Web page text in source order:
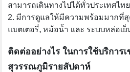
สามารถเดินทางไปได้ทั่วประเทศไท
2. มีการดูแลให้มีความพร้อมมากที่สุ
แบตเตอรี่, หม้อน้ำ และ ระบบหล่อเย็
ติดต่ออย่างไร ในการใช้บริการ
สุวรรณภูมิรายสัปดาห์